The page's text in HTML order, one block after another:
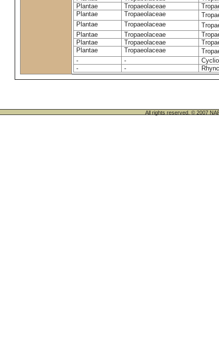
Plantae
Tropaeolaceae
Plantae
Tropaeolaceae
Plantae
Tropaeolaceae
Plantae
Tropaeolaceae
Plantae
Tropaeolaceae
Plantae
Tropaeolaceae
-
-
-
-
All rights reserved. © 2007